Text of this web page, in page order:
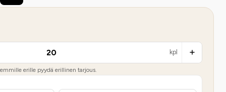
kpl
erille pyydä erillinen tarjous.